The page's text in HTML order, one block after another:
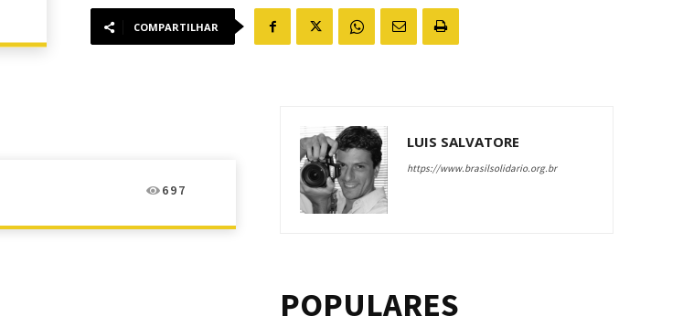
COMPARTILHAR
697
LUIS SALVATORE
https://www.brasilsolidario.org.br
POPULARES